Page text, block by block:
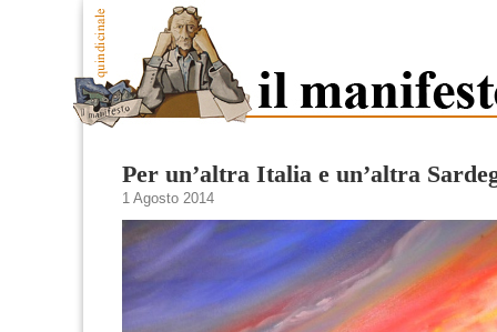
Per un’altra Italia e un’altra
1 Agosto 2014